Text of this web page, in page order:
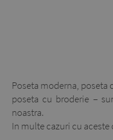
Poseta moderna,
poseta cu broderie –
noastra.
In multe cazuri cu